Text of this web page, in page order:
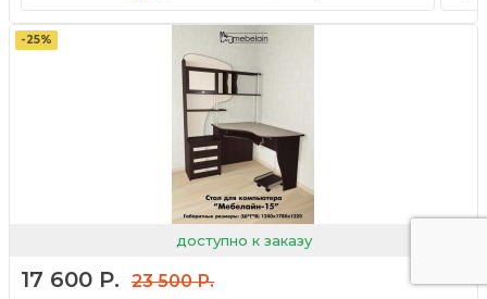
доступно к заказу
-25%
17 600 Р.
23 500 Р.